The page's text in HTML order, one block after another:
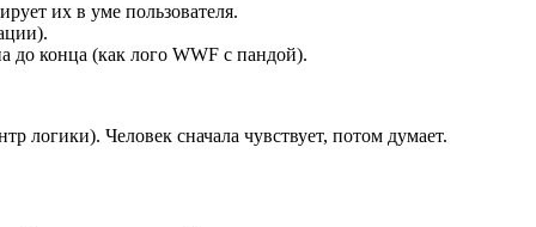
их в уме пользователя.
до конца (как лого WWF с пандой).
логики). Человек сначала чувствует, потом думает.